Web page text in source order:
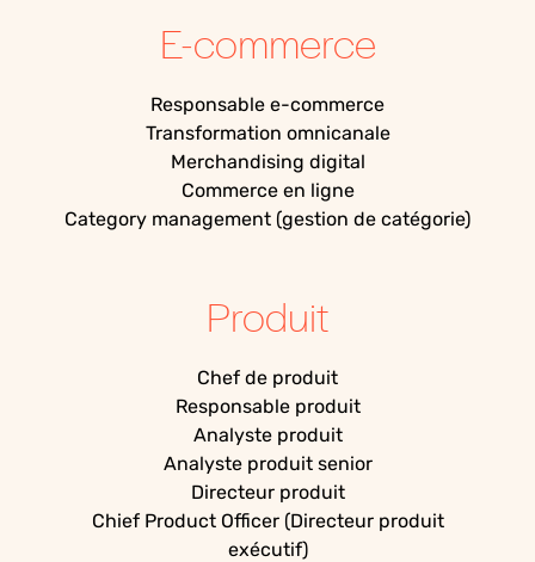
E-commerce
Responsable e-commerce
Transformation omnicanale
Merchandising digital
Commerce en ligne
Category management (gestion de catégorie)
Produit
Chef de produit
Responsable produit
Analyste produit
Analyste produit senior
Directeur produit
Chief Product Officer (Directeur produit
exécutif)